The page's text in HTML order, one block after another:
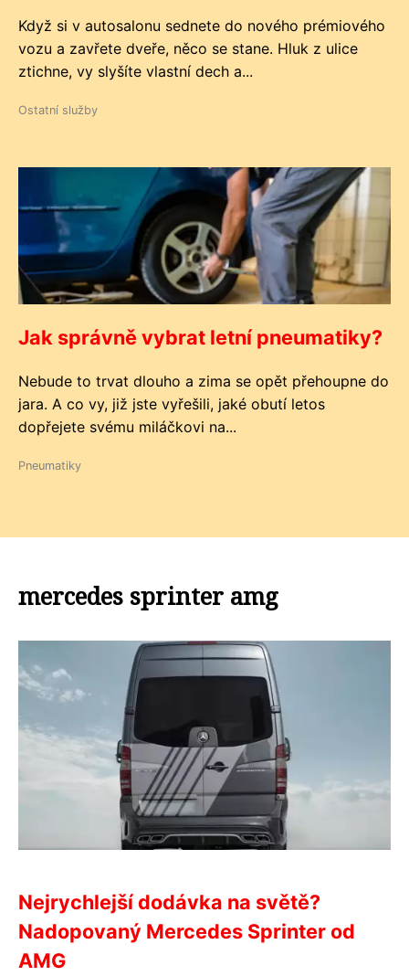
Když si v autosalonu sednete do nového prémiového
vozu a zavřete dveře, něco se stane. Hluk z ulice
ztichne, vy slyšíte vlastní dech a...
Ostatní služby
Jak správně vybrat letní pneumatiky?
Nebude to trvat dlouho a zima se opět přehoupne do
jara. A co vy, již jste vyřešili, jaké obutí letos
dopřejete svému miláčkovi na...
Pneumatiky
mercedes sprinter amg
Nejrychlejší dodávka na světě?
Nadopovaný Mercedes Sprinter od
AMG